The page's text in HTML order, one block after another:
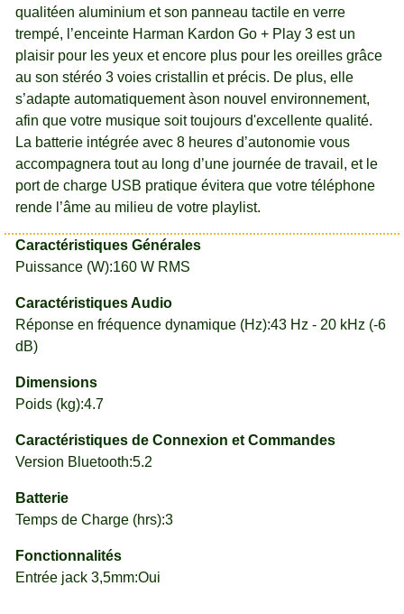
qualitéen aluminium et son panneau tactile en verre
trempé, l’enceinte Harman Kardon Go + Play 3 est un
plaisir pour les yeux et encore plus pour les oreilles grâce
au son stéréo 3 voies cristallin et précis. De plus, elle
s’adapte automatiquement àson nouvel environnement,
afin que votre musique soit toujours d'excellente qualité.
La batterie intégrée avec 8 heures d’autonomie vous
accompagnera tout au long d’une journée de travail, et le
port de charge USB pratique évitera que votre téléphone
rende l’âme au milieu de votre playlist.
Caractéristiques Générales
Puissance (W):160 W RMS
Caractéristiques Audio
Réponse en fréquence dynamique (Hz):43 Hz - 20 kHz (-6
dB)
Dimensions
Poids (kg):4.7
Caractéristiques de Connexion et Commandes
Version Bluetooth:5.2
Batterie
Temps de Charge (hrs):3
Fonctionnalités
Entrée jack 3,5mm:Oui